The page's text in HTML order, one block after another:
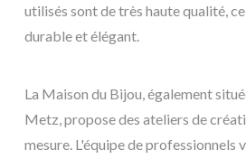
utilisés sont de très haute qualité,
durable et élégant.
La Maison du Bijou, également
Metz, propose des ateliers de
mesure. L'équipe de professionnels